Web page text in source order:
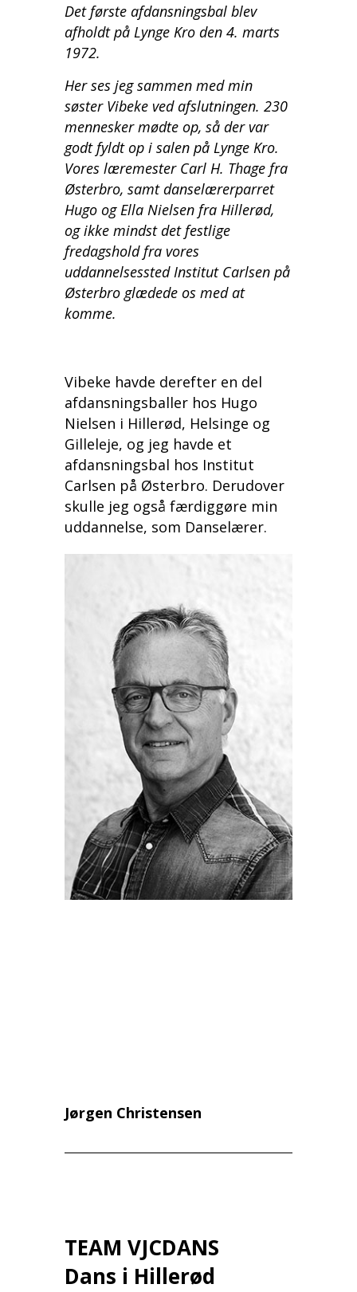
Det første afdansningsbal blev
afholdt på Lynge Kro den 4. marts
1972.
Her ses jeg sammen med min
søster Vibeke ved afslutningen. 230
mennesker mødte op, så der var
godt fyldt op i salen på Lynge Kro.
Vores læremester Carl H. Thage fra
Østerbro, samt danselærerparret
Hugo og Ella Nielsen fra Hillerød,
og ikke mindst det festlige
fredagshold fra vores
uddannelsessted Institut Carlsen på
Østerbro glædede os med at
komme.
Vibeke havde derefter en del
afdansningsballer hos Hugo
Nielsen i Hillerød, Helsinge og
Gilleleje, og jeg havde et
afdansningsbal hos Institut
Carlsen på Østerbro. Derudover
skulle jeg også færdiggøre min
uddannelse, som Danselærer.
Jørgen Christensen
TEAM VJCDANS
Dans i Hillerød